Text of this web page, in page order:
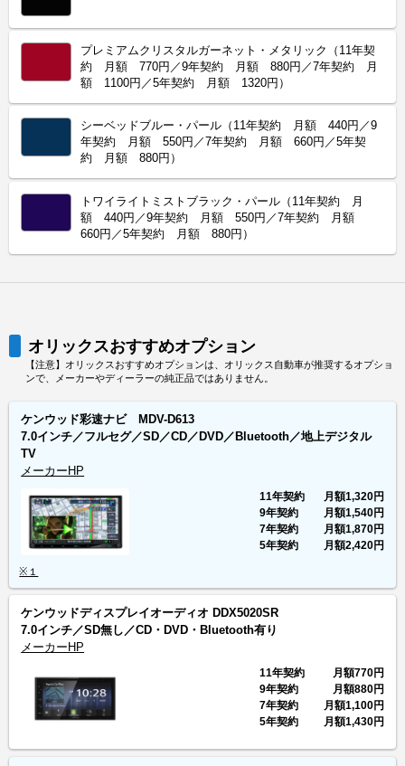
プレミアムクリスタルガーネット・メタリック（11年契
約 月額 770円／9年契約 月額 880円／7年契約 月
額 1100円／5年契約 月額 1320円）
シーベッドブルー・パール（11年契約 月額 440円／9
年契約 月額 550円／7年契約 月額 660円／5年契
約 月額 880円）
トワイライトミストブラック・パール（11年契約 月
額 440円／9年契約 月額 550円／7年契約 月額
660円／5年契約 月額 880円）
オリックスおすすめオプション
【注意】オリックスおすすめオプションは、オリックス自動車が推奨するオプショ
ンで、メーカーやディーラーの純正品ではありません。
ケンウッド彩速ナビ MDV-D613
7.0インチ／フルセグ／SD／CD／DVD／Bluetooth／地上デジタル
TV
メーカーHP
※１
11年契約 月額1,320円
9年契約
月額1,540円
7年契約
月額1,870円
5年契約
月額2,420円
ケンウッドディスプレイオーディオ DDX5020SR
7.0インチ／SD無し／CD・DVD・Bluetooth有り
メーカーHP
11年契約 月額770円
9年契約
月額880円
7年契約
月額1,100円
5年契約
月額1,430円